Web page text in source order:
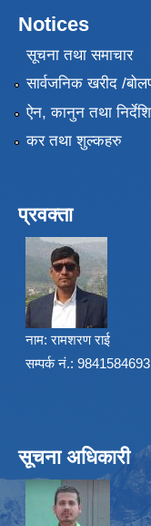
Notices
सूचना तथा समाचार
सार्वजनिक खरीद /
ऐन, कानुन तथा
कर तथा शुल्कहरु
प्रवक्ता
नाम: रामशरण राई
सम्पर्क नं.: 9841584693
सूचना अधिकारी